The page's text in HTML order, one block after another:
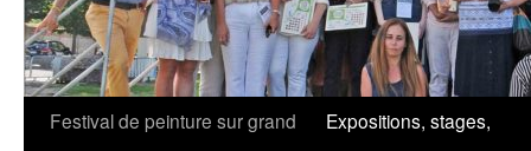
Aller
Festival de peinture sur grand
Expositions, stages,